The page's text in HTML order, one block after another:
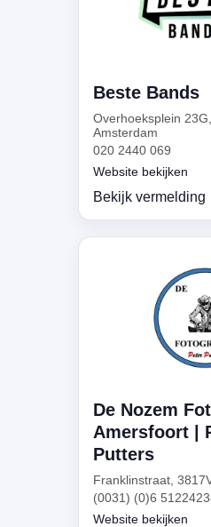
Beste Bands
Overhoeksplein
Amsterdam
020 2440 069
Website bekijken
Bekijk
De Nozem
Amersfoort |
Putters
Franklinstraat,
(0031) (0)6
Website bekijken